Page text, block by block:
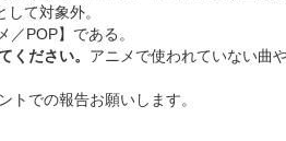
て対象外。
POP】である。
ください。 アニメで使われていない曲
トでの報告お願いします。